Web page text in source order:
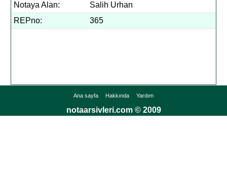
Notaya Alan:
Salih Urhan
REPno:
365
Ana sayfa Hakkında Yardım
notaarsivleri.com © 2009